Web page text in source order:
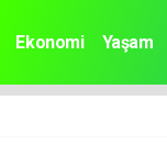
Ekonomi Yaşam